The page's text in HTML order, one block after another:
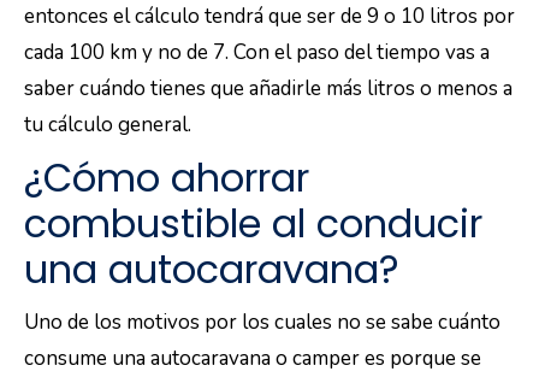
entonces el cálculo tendrá que ser de 9 o 10 litros por
cada 100 km y no de 7. Con el paso del tiempo vas a
saber cuándo tienes que añadirle más litros o menos a
tu cálculo general.
¿Cómo ahorrar
combustible al conducir
una autocaravana?
Uno de los motivos por los cuales no se sabe cuánto
consume una autocaravana o camper es porque se